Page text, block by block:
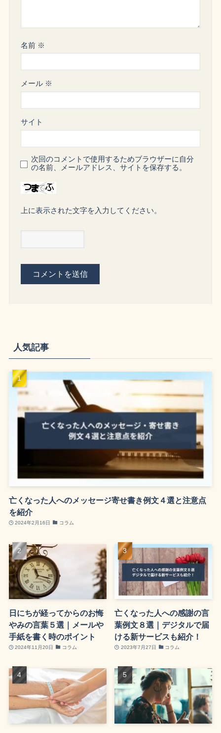
名前 ※
メール ※
サイト
次回のコメントで使用するためブラウザーに自分
の名前、メールアドレス、サイトを保存する。
上に表示された文字を入力してください。
人気記事
亡くなった人へのメッセージ寄せ書き例文４選と注意点
を紹介
2024年2月16日 コラム
日にちが経ってからのお悔
やみの言葉５選｜メールや
手紙を書く時のポイント
2024年11月20日 コラム
亡くなった人への感謝の言
葉例文８選｜デジタルで届
ける新サービスも紹介！
2023年7月27日 コラム